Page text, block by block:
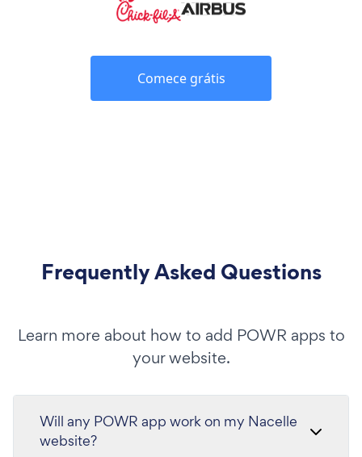
Comece grátis
Frequently Asked Questions
Learn more about how to add POWR apps to
your website.
Will any POWR app work on my Nacelle
website?